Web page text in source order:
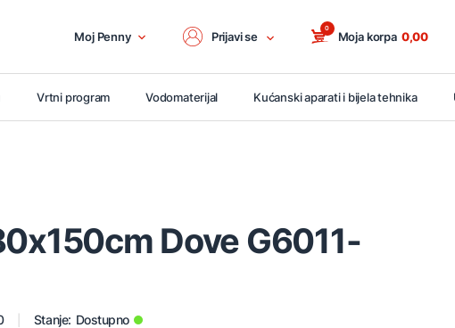
Moj Penny Prijavi se Moja korpa
0
0,00
Vrtni program Vodomaterijal Kućanski aparati i bijela tehnika
Dove G6011-
Stanje: Dostupno